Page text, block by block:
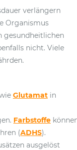
verlängern
Organismus
gesundheitlichen
nicht. Viele
Glutamat in
Farbstoffe
(ADHS).
ausgelöst